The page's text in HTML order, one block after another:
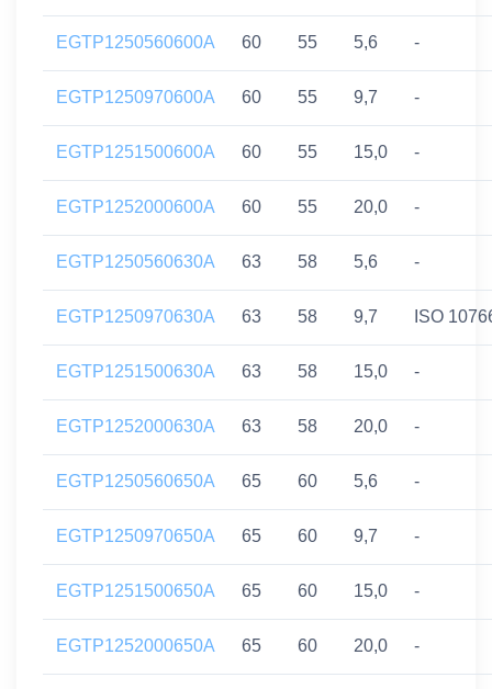
EGTP1250560600A 60 55 5,6 -
EGTP1250970600A 60 55 9,7 -
EGTP1251500600A 60 55 15,0 -
EGTP1252000600A 60 55 20,0 -
EGTP1250560630A 63 58 5,6 -
EGTP1250970630A 63 58 9,7 ISO
EGTP1251500630A 63 58 15,0 -
EGTP1252000630A 63 58 20,0 -
EGTP1250560650A 65 60 5,6 -
EGTP1250970650A 65 60 9,7 -
EGTP1251500650A 65 60 15,0 -
EGTP1252000650A 65 60 20,0 -